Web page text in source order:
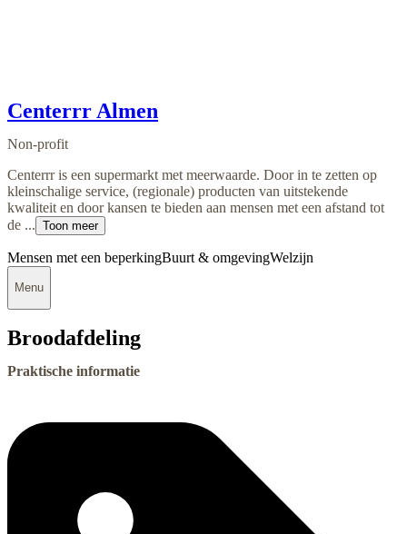
Centerrr Almen
Non-profit
Centerrr is een supermarkt met meerwaarde. Door in te zetten op
kleinschalige service, (regionale) producten van uitstekende
kwaliteit en door kansen te bieden aan mensen met een afstand tot
de ... Toon meer
Mensen met een beperkingBuurt & omgevingWelzijn
Menu
Broodafdeling
Praktische informatie